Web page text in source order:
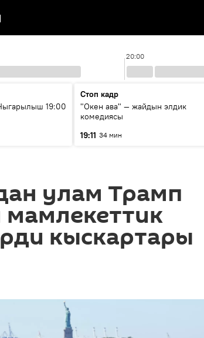
20:00
19:00
Стоп кадр
"Окен ава" — жайдын элдик
комедиясы
19:11 34 мин
улам Трамп
кыскартары